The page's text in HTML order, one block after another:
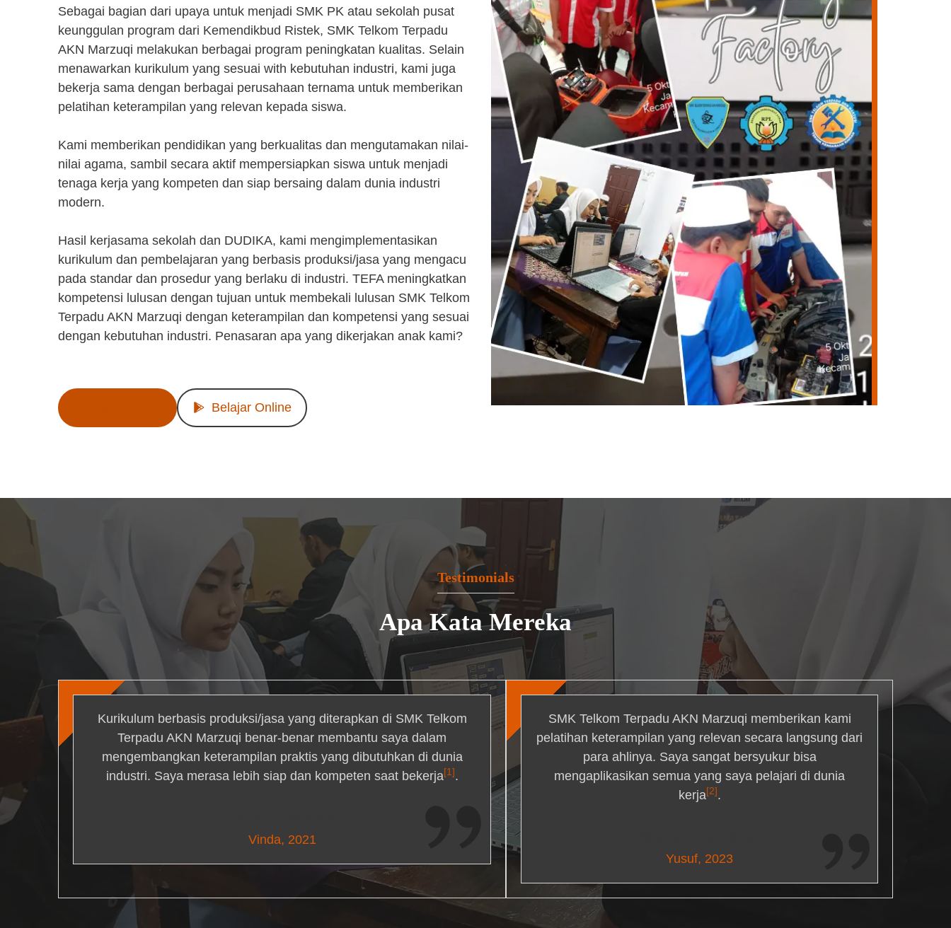
Sebagai bagian dari upaya untuk menjadi SMK PK atau sekolah pusat
keunggulan program dari Kemendikbud Ristek, SMK Telkom Terpadu
AKN Marzuqi melakukan berbagai program peningkatan kualitas. Selain
menawarkan kurikulum yang sesuai with kebutuhan industri, kami juga
bekerja sama dengan berbagai perusahaan ternama untuk memberikan
pelatihan keterampilan yang relevan kepada siswa.
Kami memberikan pendidikan yang berkualitas dan mengutamakan nilai-
nilai agama, sambil secara aktif mempersiapkan siswa untuk menjadi
tenaga kerja yang kompeten dan siap bersaing dalam dunia industri
modern.
Hasil kerjasama sekolah dan DUDIKA, kami mengimplementasikan
kurikulum dan pembelajaran yang berbasis produksi/jasa yang mengacu
pada standar dan prosedur yang berlaku di industri. TEFA meningkatkan
kompetensi lulusan dengan tujuan untuk membekali lulusan SMK Telkom
Terpadu AKN Marzuqi dengan keterampilan dan kompetensi yang sesuai
dengan kebutuhan industri. Penasaran apa yang dikerjakan anak kami?
Belajar Online
Testimonials
Apa Kata Mereka
Kurikulum berbasis produksi/jasa yang diterapkan di SMK Telkom
Terpadu AKN Marzuqi benar-benar membantu saya dalam
mengembangkan keterampilan praktis yang dibutuhkan di dunia
industri. Saya merasa lebih siap dan kompeten saat bekerja[1].
Vinda, 2021
SMK Telkom Terpadu AKN Marzuqi memberikan kami
pelatihan keterampilan yang relevan secara langsung dari
para ahlinya. Saya sangat bersyukur bisa
mengaplikasikan semua yang saya pelajari di dunia
kerja[2].
Yusuf, 2023